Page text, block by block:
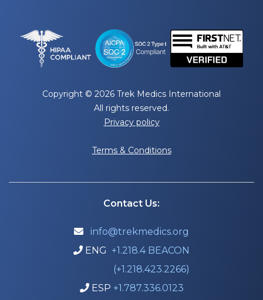
Copyright © 2026 Trek Medics International
All rights reserved.
Privacy policy
Terms & Conditions
Contact Us:
 info@trekmedics.org
 ENG +1.218.4 BEACON
(+1.218.423.2266)
 ESP +1.787.336.0123